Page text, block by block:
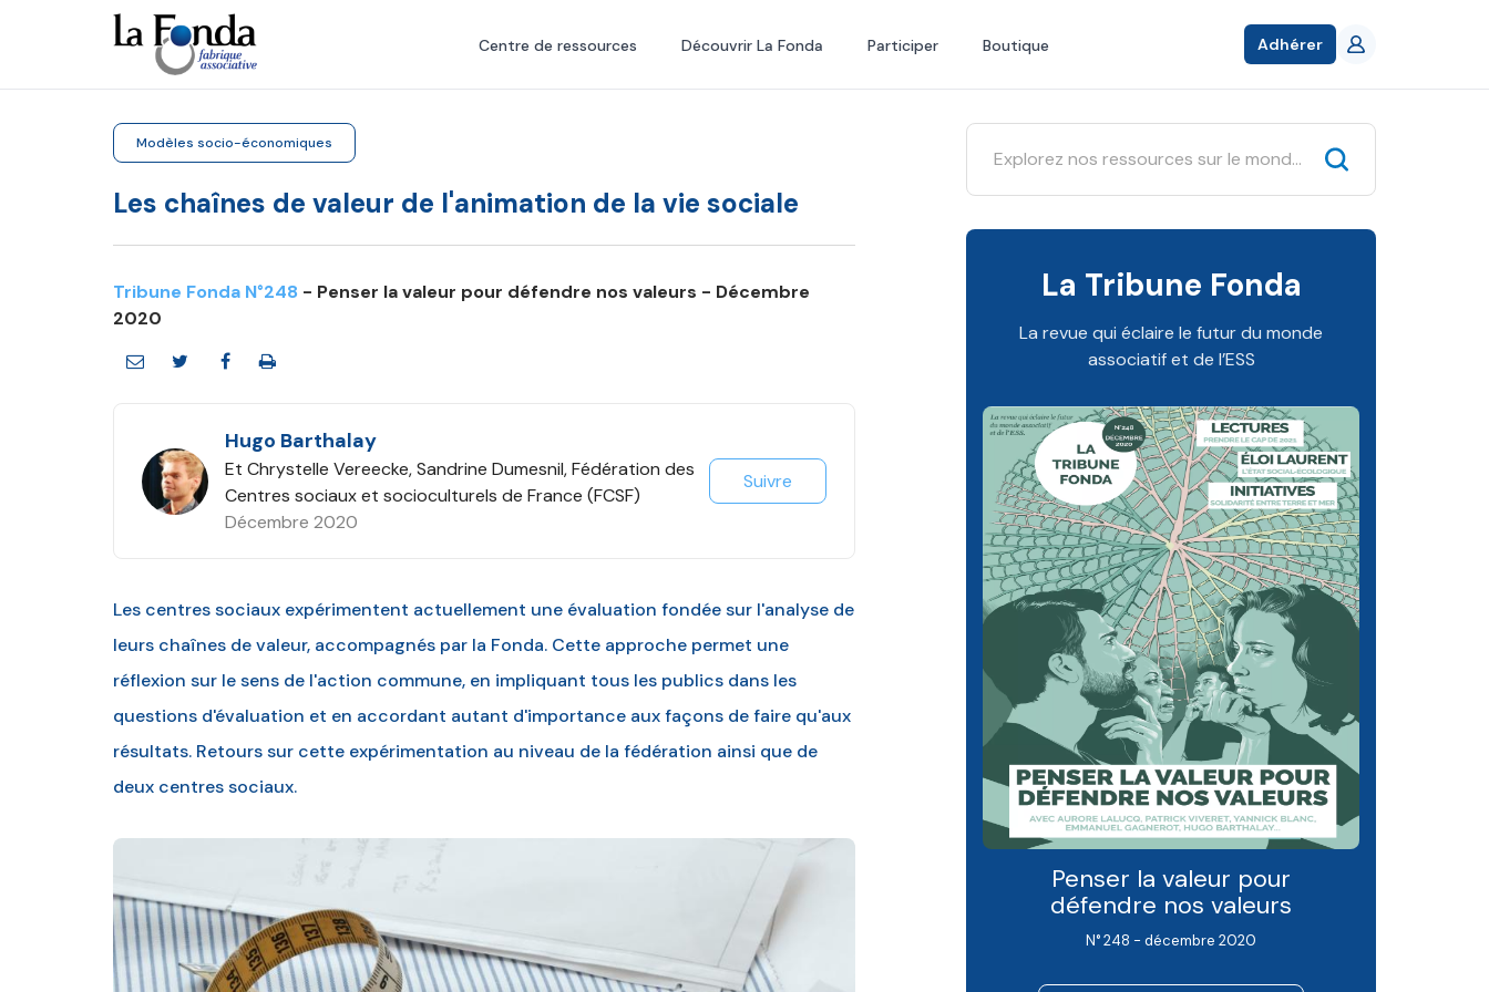
principal
Centre de ressources Découvrir La Fonda Participer Boutique Adhérer
Modèles socio-économiques
Les chaînes de valeur de l'animation de la vie sociale
Tribune Fonda N°248 - Penser la valeur pour défendre nos valeurs - Décembre
2020
Hugo Barthalay
Et Chrystelle Vereecke, Sandrine Dumesnil, Fédération des
Centres sociaux et socioculturels de France (FCSF)
Décembre 2020
Suivre
Les centres sociaux expérimentent actuellement une évaluation fondée sur l'analyse de
leurs chaînes de valeur, accompagnés par la Fonda. Cette approche permet une
réflexion sur le sens de l'action commune, en impliquant tous les publics dans les
questions d'évaluation et en accordant autant d'importance aux façons de faire qu'aux
résultats. Retours sur cette expérimentation au niveau de la fédération ainsi que de
deux centres sociaux.
La Tribune Fonda
La revue qui éclaire le futur du monde
associatif et de l’ESS
Penser la valeur pour
défendre nos valeurs
N° 248 - décembre 2020